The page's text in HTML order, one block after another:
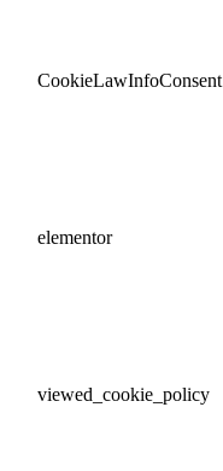
CookieLawInfoConsent
elementor
viewed_cookie_policy